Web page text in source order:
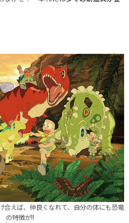
えば、仲良くなれて、自分の体にも恐竜
の特徴が!!